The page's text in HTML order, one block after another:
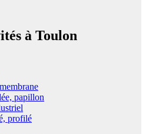
à Toulon
papillon
profilé